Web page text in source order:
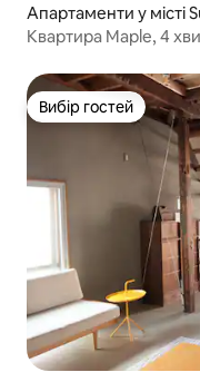
Апартаменти у місті
Квартира Maple, 4
Гінзи, Сібуя /
Вибір гостей
Вибір гостей